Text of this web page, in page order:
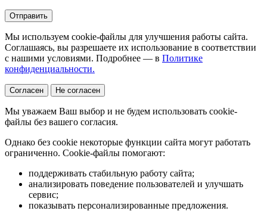
Отправить
Мы используем cookie-файлы для улучшения работы сайта.
Соглашаясь, вы разрешаете их использование в соответствии
с нашими условиями. Подробнее — в Политике
конфиденциальности.
Согласен Не согласен
Мы уважаем Ваш выбор и не будем использовать cookie-
файлы без вашего согласия.
Однако без cookie некоторые функции сайта могут работать
ограниченно. Cookie-файлы помогают:
поддерживать стабильную работу сайта;
анализировать поведение пользователей и улучшать
сервис;
показывать персонализированные предложения.